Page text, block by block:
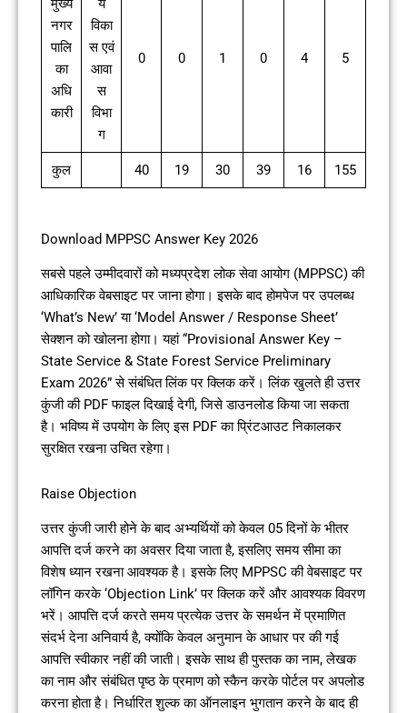
मुख्य
नगर
पालि
का
अधि
कारी
य
विका
स एवं
आवा
स
विभा
ग
0 0 1 0 4 5
कुल 40 19 30 39 16 155
Download MPPSC Answer Key 2026
सबसे पहले उम्मीदवारों को मध्यप्रदेश लोक सेवा आयोग (MPPSC) की
आधिकारिक वेबसाइट पर जाना होगा। इसके बाद होमपेज पर उपलब्ध
‘What’s New’ या ‘Model Answer / Response Sheet’
सेक्शन को खोलना होगा। यहां “Provisional Answer Key –
State Service & State Forest Service Preliminary
Exam 2026” से संबंधित लिंक पर क्लिक करें। लिंक खुलते ही उत्तर
कुंजी की PDF फाइल दिखाई देगी, जिसे डाउनलोड किया जा सकता
है। भविष्य में उपयोग के लिए इस PDF का प्रिंटआउट निकालकर
सुरक्षित रखना उचित रहेगा।
Raise Objection
उत्तर कुंजी जारी होने के बाद अभ्यर्थियों को केवल 05 दिनों के भीतर
आपत्ति दर्ज करने का अवसर दिया जाता है, इसलिए समय सीमा का
विशेष ध्यान रखना आवश्यक है। इसके लिए MPPSC की वेबसाइट पर
लॉगिन करके ‘Objection Link’ पर क्लिक करें और आवश्यक विवरण
भरें। आपत्ति दर्ज करते समय प्रत्येक उत्तर के समर्थन में प्रमाणित
संदर्भ देना अनिवार्य है, क्योंकि केवल अनुमान के आधार पर की गई
आपत्ति स्वीकार नहीं की जाती। इसके साथ ही पुस्तक का नाम, लेखक
का नाम और संबंधित पृष्ठ के प्रमाण को स्कैन करके पोर्टल पर अपलोड
करना होता है। निर्धारित शुल्क का ऑनलाइन भुगतान करने के बाद ही